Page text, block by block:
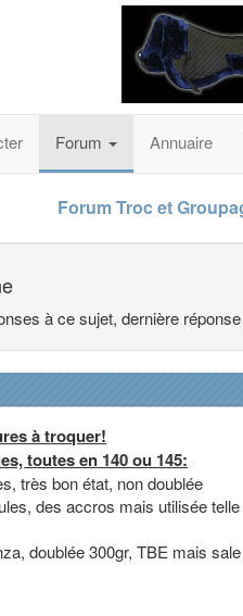
Forum Annuaire
Forum Troc et
à ce sujet, dernière
à troquer!
toutes en 140 ou 145:
très bon état, non doublée
des accros mais utilisée
doublée 300gr, TBE mais